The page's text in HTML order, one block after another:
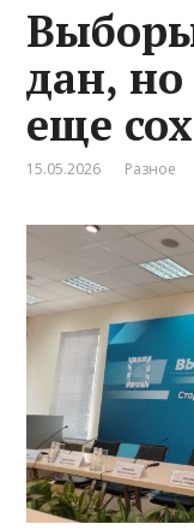
дан, но
еще
15.05.2026 Разное